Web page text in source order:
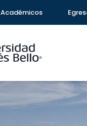
Académicos